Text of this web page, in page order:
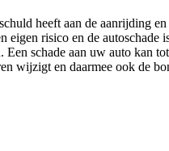
heeft aan de aanrijding
risico en de autoschade
schade aan uw auto kan
wijzigt en daarmee ook de